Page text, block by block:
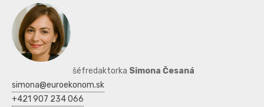
šéfredaktorka Simona Česaná
simona@euroekonom.sk
+421 907 234 066